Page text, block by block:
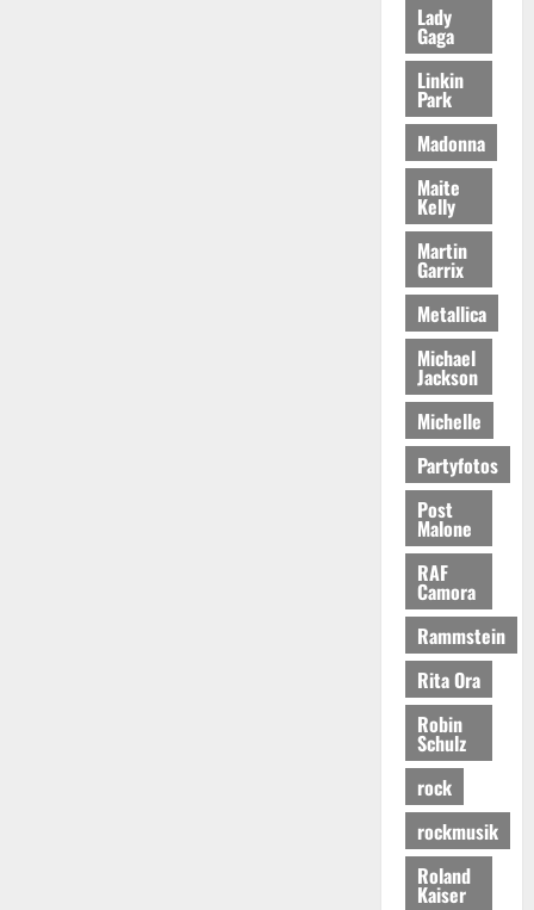
Lady
Gaga
Linkin
Park
Madonna
Maite
Kelly
Martin
Garrix
Metallica
Michael
Jackson
Michelle
Partyfotos
Post
Malone
RAF
Camora
Rammstein
Rita Ora
Robin
Schulz
rock
rockmusik
Roland
Kaiser